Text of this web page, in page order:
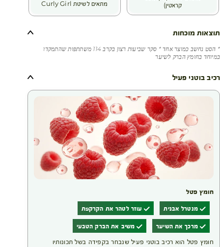
קראטין)
מתאים לשיטת Curly Girl
תוצאות מוכחות
* הסט נחשב כמוצר אחד * סקר שביעות רצון בקרב 114 משתתפות שהתמקדו
במיוחד בחומץ הברק לשיער
רכיב בוטני פעיל
חומץ פטל
מנטרל אבנית עוזר לטהר את הקרקפת
מרכך את השיער משיב את הברק הטבעי
חומץ פטל הוא רכיב בוטני פעיל שנבחר בקפידה בשל תכונותיו